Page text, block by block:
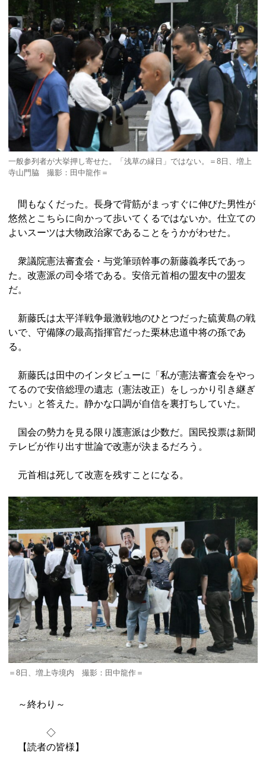
一般参列者が大挙押し寄せた。「浅草の縁日」ではない。＝8日、増上
寺山門脇 撮影：田中龍作＝
間もなくだった。長身で背筋がまっすぐに伸びた男性が
悠然とこちらに向かって歩いてくるではないか。仕立ての
よいスーツは大物政治家であることをうかがわせた。
衆議院憲法審査会・与党筆頭幹事の新藤義孝氏であっ
た。改憲派の司令塔である。安倍元首相の盟友中の盟友
だ。
新藤氏は太平洋戦争最激戦地のひとつだった硫黄島の戦
いで、守備隊の最高指揮官だった栗林忠道中将の孫であ
る。
新藤氏は田中のインタビューに「私が憲法審査会をやっ
てるので安倍総理の遺志（憲法改正）をしっかり引き継ぎ
たい」と答えた。静かな口調が自信を裏打ちしていた。
国会の勢力を見る限り護憲派は少数だ。国民投票は新聞
テレビが作り出す世論で改憲が決まるだろう。
元首相は死して改憲を残すことになる。
＝8日、増上寺境内 撮影：田中龍作＝
～終わり～
◇
【読者の皆様】